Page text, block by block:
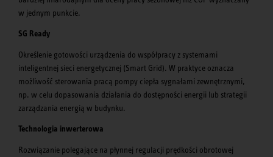
w jednym punkcie.
SG Ready
Określenie gotowości urządzenia do współpracy z systemami
inteligentnej sieci energetycznej (Smart Grid). W praktyce oznacza
możliwość sterowania pracą pompy ciepła sygnałami zewnętrznymi,
np. w celu dopasowania działania do dostępności energii lub strategii
zarządzania energią w budynku.
Technologia inwerterowa
Rozwiązanie polegające na płynnej regulacji prędkości obrotowej